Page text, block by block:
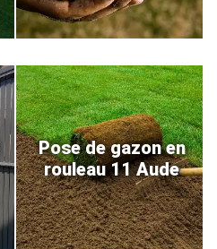
Pose de gazon en
rouleau 11 Aude